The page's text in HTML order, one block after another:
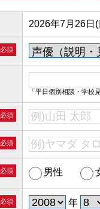
2026年7月26
必須
「平日個別相談・学校
必須
必須
必須 男性
必須 年